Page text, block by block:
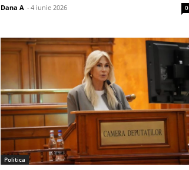
Dana A - 4 iunie 2026 0
Politica